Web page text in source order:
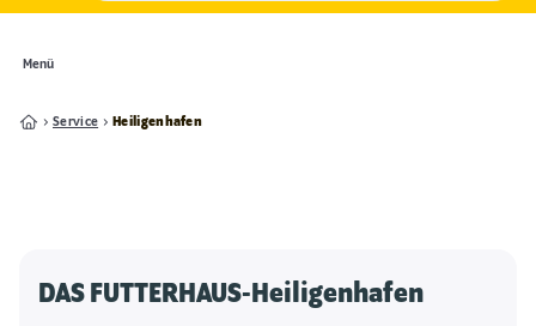
Menü
Service Heiligenhafen
DAS FUTTERHAUS-Heiligenhafen